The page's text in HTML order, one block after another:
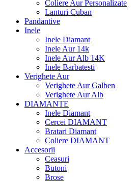
Coliere Aur Personalizate
Lanturi Cuban
Pandantive
Inele
Inele Diamant
Inele Aur 14k
Inele Aur Alb 14K
Inele Barbatesti
Verighete Aur
Verighete Aur Galben
Verighete Aur Alb
DIAMANTE
Inele Diamant
Cercei DIAMANT
Bratari Diamant
Coliere DIAMANT
Accesorii
Ceasuri
Butoni
Brose